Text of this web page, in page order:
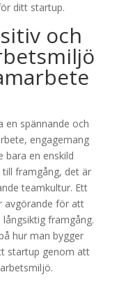
ditt startup.
och
spännande och
engagemang
bara en enskild
framgång, det är
teamkultur. Ett
avgörande för att
framgång.
hur man bygger
startup genom att